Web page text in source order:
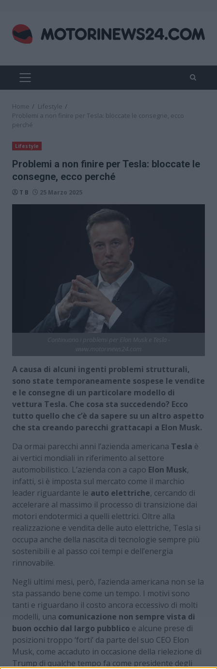
content
PRIMARY
MENU
Home
Lifestyle
Problemi a non finire per Tesla: bloccate le consegne, ecco
perché
Lifestyle
Problemi a non finire per Tesla: bloccate le
consegne, ecco perché
T B 25 Marzo 2025
A causa di alcuni ingenti problemi strutturali,
sono state temporaneamente sospese le vendite
e le consegne di un particolare modello di
vettura Tesla. Che cosa sta succedendo? Ecco
tutto quello che c’è da sapere su un altro aspetto
che sta creando parecchi grattacapi a Elon Musk.
Da ormai parecchi anni l’azienda americana Tesla è
ai vertici mondiali in riferimento al settore
automobilistico. L’azienda con a capo Elon Musk,
infatti, si è imposta sul mercato come il marchio
leader riguardante le auto elettriche, cercando di
accelerare al massimo il processo di transizione dai
motori endotermici a quelli elettrici. Oltre alla
realizzazione e vendita delle auto elettriche, Tesla si
occupa anche della nascita di tecnologie sempre più
sostenibili e al passo coi tempi e dell’energia
rinnovabile.
Negli ultimi mesi, però, l’azienda americana non se la
sta passando bene come un tempo. I motivi sono
tanti e riguardano il costo ancora eccessivo di molti
modelli, una comunicazione non sempre vista di
buon occhio dal largo pubblico e alcune prese di
posizioni troppo ‘forti’ da parte del suo CEO Elon
Musk, come accaduto in occasione della rielezione di
Trump di qualche tempo fa come presidente degli